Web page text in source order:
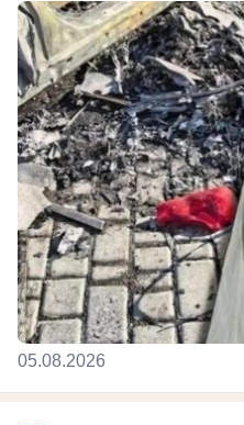
05.08.2026